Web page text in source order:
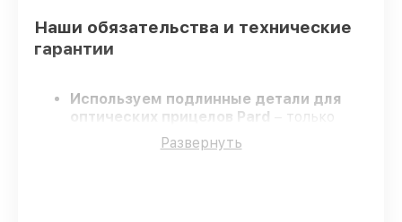
Наши обязательства и технические
гарантии
Используем подлинные детали для
оптических прицелов Pard
– только
оригинальные запчасти для вашей
Развернуть